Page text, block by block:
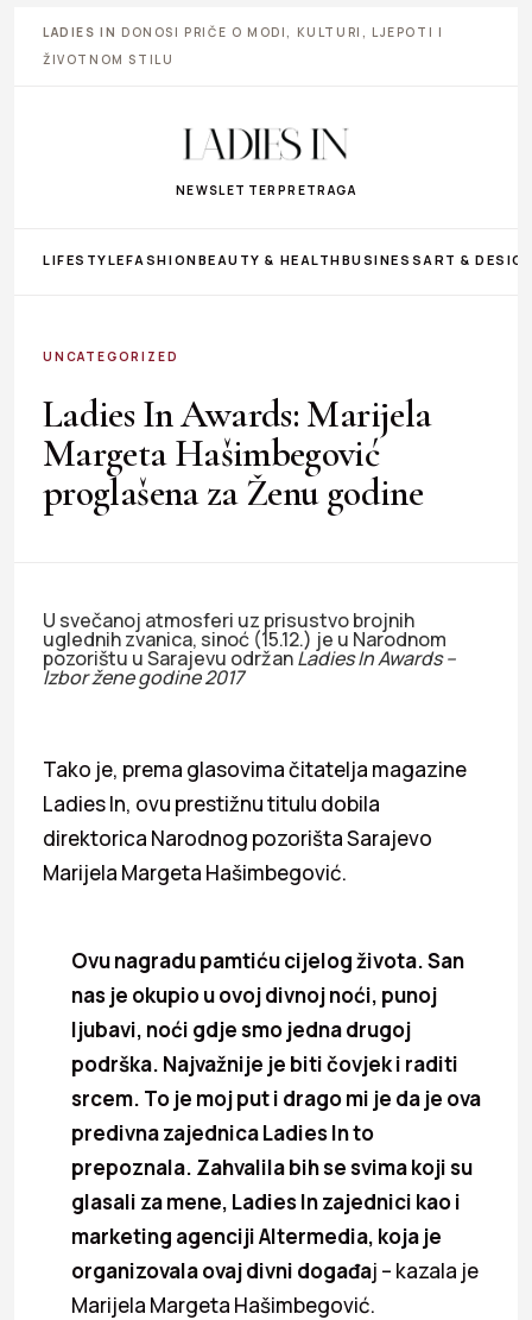
LADIES IN DONOSI PRIČE O MODI, KULTURI, LJEPOTI I
ŽIVOTNOM STILU
NEWSLETTER PRETRAGA
LIFESTYLEFASHIONBEAUTY & HEALTHBUSINESS ART &
UNCATEGORIZED
Ladies In Awards: Marijela
Margeta Hašimbegović
proglašena za Ženu godine
U svečanoj atmosferi uz prisustvo brojnih
uglednih zvanica, sinoć (15.12.) je u Narodnom
pozorištu u Sarajevu održanLadies In Awards –
Izboržene godine 2017
Tako je, prema glasovima čitatelja magazine
Ladies In, ovu prestižnu titulu dobila
direktorica Narodnog pozorišta Sarajevo
Marijela Margeta Hašimbegović.
Ovu nagradu pamtiću cijelog života. San
nas je okupio u ovoj divnoj noći, punoj
ljubavi, noći gdje smo jedna drugoj
podrška. Najvažnije je biti čovjek i raditi
srcem. To je moj put i drago mi je da je ova
predivna zajednica Ladies In to
prepoznala. Zahvalila bih se svima koji su
glasali za mene, Ladies In zajednici kao i
marketing agenciji Altermedia, koja je
organizovala ovaj divni događaj – kazala je
Marijela Margeta Hašimbegović.